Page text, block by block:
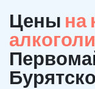
Цены на